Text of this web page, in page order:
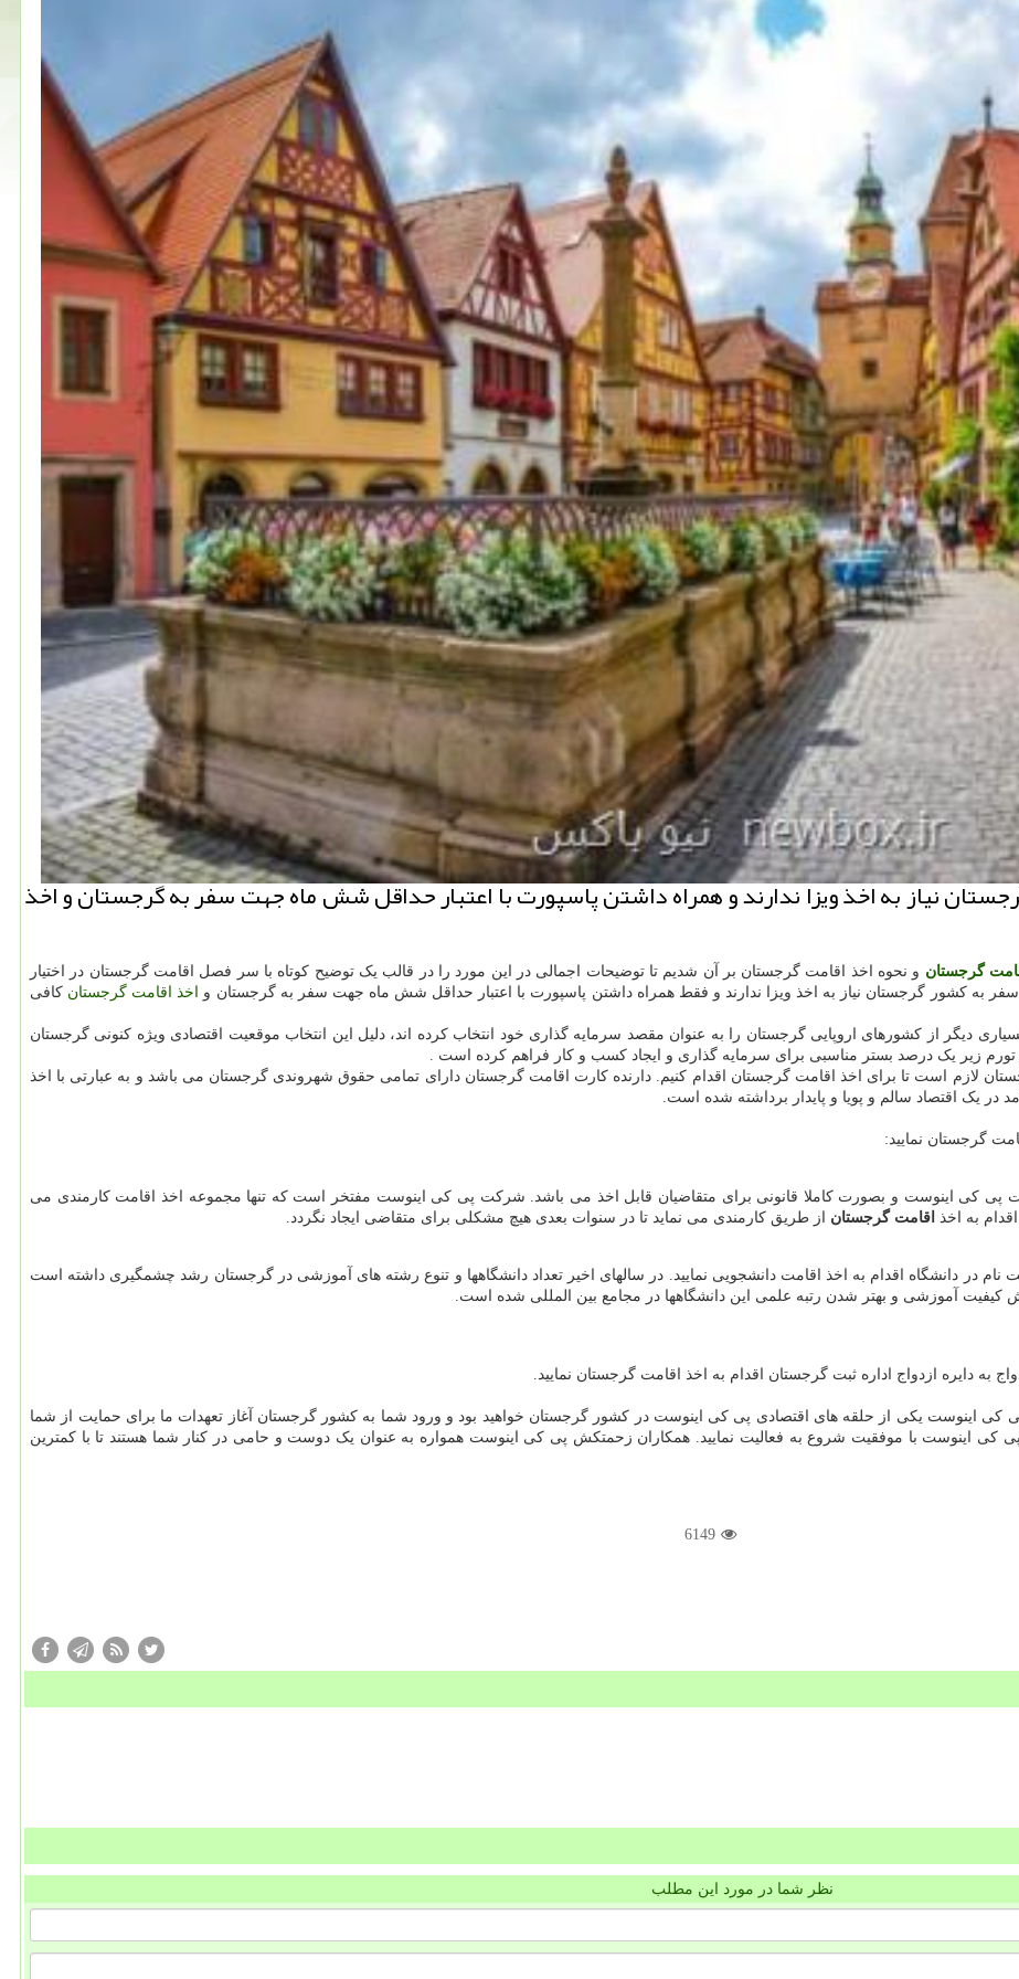
نیاز به اخذ ویزا ندارند و همراه داشتن پاسپورت با اعتبار حداقل شش ماه جهت سفر به گرجستان و اخذ
گرجستان و نحوه اخذ اقامت گرجستان بر آن شدیم تا توضیحات اجمالی در این مورد را در قالب یک توضیح کوتاه با سر فصل اقامت گرجستان در اختیار
به کشور گرجستان نیاز به اخذ ویزا ندارند و فقط همراه داشتن پاسپورت با اعتبار حداقل شش ماه جهت سفر به گرجستان و
اخذ اقامت گرجستان کافی
دیگر از کشورهای اروپایی گرجستان را به عنوان مقصد سرمایه گذاری خود انتخاب کرده اند، دلیل این انتخاب موقعیت اقتصادی ویژه کنونی گرجستان
زیر یک درصد بستر مناسبی برای سرمایه گذاری و ایجاد کسب و کار فراهم کرده است .
لازم است تا برای اخذ اقامت گرجستان اقدام کنیم. دارنده کارت اقامت گرجستان دارای تمامی حقوق شهروندی گرجستان می باشد و به عبارتی با اخذ
در یک اقتصاد سالم و پویا و پایدار برداشته شده است.
کی اینوست و بصورت کاملا قانونی برای متقاضیان قابل اخذ می باشد. شرکت پی کی اینوست مفتخر است که تنها مجموعه اخذ اقامت کارمندی می
اقامت گرجستان از طریق کارمندی می نماید تا در سنوات بعدی هیچ مشکلی برای متقاضی ایجاد نگردد.
در دانشگاه اقدام به اخذ اقامت دانشجویی نمایید. در سالهای اخیر تعداد دانشگاهها و تنوع رشته های آموزشی در گرجستان رشد چشمگیری داشته است
کیفیت آموزشی و بهتر شدن رتبه علمی این دانشگاهها در مجامع بین المللی شده است.
به دایره ازدواج اداره ثبت گرجستان اقدام به اخذ اقامت گرجستان نمایید.
کی اینوست یکی از حلقه های اقتصادی پی کی اینوست در کشور گرجستان خواهید بود و ورود شما به کشور گرجستان آغاز تعهدات ما برای حمایت از شما
پی کی اینوست با موفقیت شروع به فعالیت نمایید. همکاران زحمتکش پی کی اینوست همواره به عنوان یک دوست و حامی در کنار شما هستند تا با کمترین
6149
نظر شما در مورد این مطلب